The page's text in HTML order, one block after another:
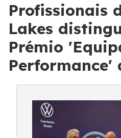
Profissionais
Lakes
Prémio
Performance'